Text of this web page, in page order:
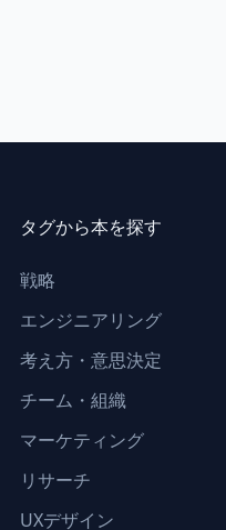
タグから本を探す
戦略
エンジニアリング
考え方・意思決定
チーム・組織
マーケティング
リサーチ
UXデザイン